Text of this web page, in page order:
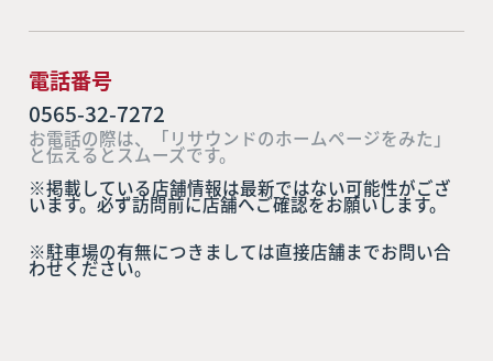
電話番号
0565-32-7272
お電話の際は、「リサウンドのホームページをみた」
と伝えるとスムーズです。
※掲載している店舗情報は最新ではない可能性がござ
います。必ず訪問前に店舗へご確認をお願いします。
※駐車場の有無につきましては直接店舗までお問い合
わせください。